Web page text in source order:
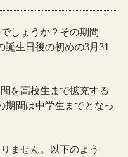
しょうか？その期間
誕生日後の初めの3月31
を高校生まで拡充する
期間は中学生までとなっ
ません。以下のよう